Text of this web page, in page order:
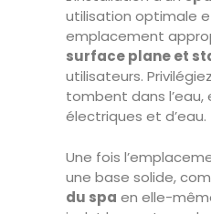
utilisation optimale
emplacement
surface plane et
utilisateurs.
tombent dans l’eau,
électriques et d’eau.
Une fois
une base solide,
du spa en elle-